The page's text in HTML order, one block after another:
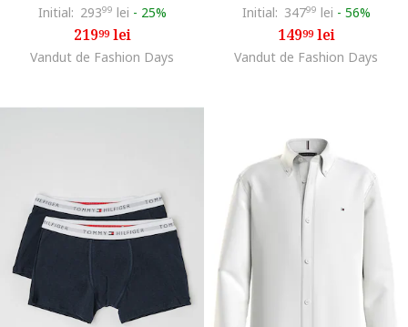
Initial: 29399 lei - 25%
21999lei
Vandut de Fashion Days
Initial: 34799 lei - 56%
14999lei
Vandut de Fashion Days